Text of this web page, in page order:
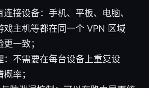
接设备：手机、平板、电脑、
戏主机等都在同一个 VPN 区域
一致；
：不需要在每台设备上重复设
率；